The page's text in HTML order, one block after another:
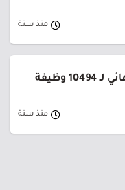
منذ سنة
وزارة التعليم تعلن الترشيح النهائي لـ 10494 وظيفة
منذ سنة